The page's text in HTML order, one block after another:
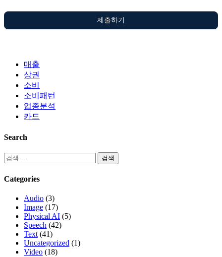
제출하기
매출
상권
소비
소비패턴
업종분석
카드
Search
Categories
Audio (3)
Image (17)
Physical AI (5)
Speech (42)
Text (41)
Uncategorized (1)
Video (18)